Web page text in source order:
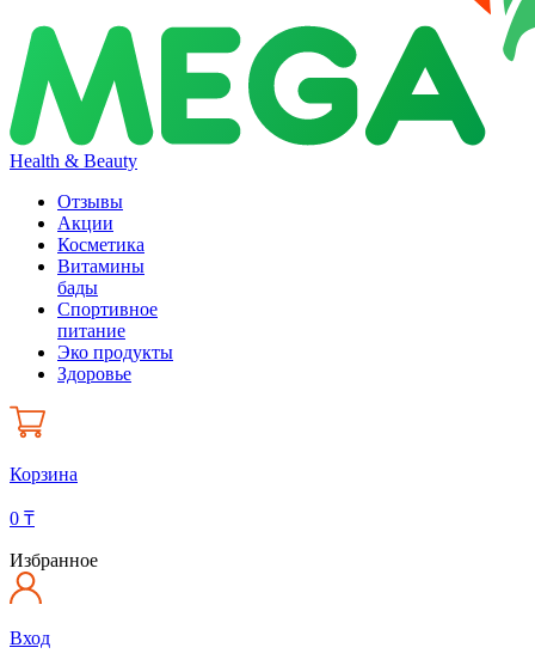
Health & Beauty
Отзывы
Акции
Косметика
Витамины
бады
Спортивное
питание
Эко продукты
Здоровье
Корзина
0 ₸
Избранное
Вход